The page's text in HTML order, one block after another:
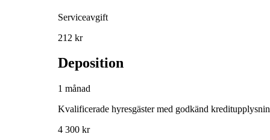
Serviceavgift
212 kr
Deposition
1 månad
Kvalificerade hyresgäster med godkänd
4 300 kr